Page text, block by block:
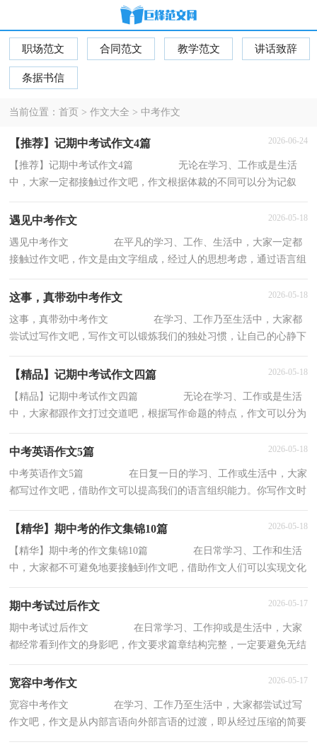
职场范文 合同范文 教学范文 讲话致辞
条据书信
当前位置：首页 >作文大全 > 中考作文
【推荐】记期中考试作文4篇 2026-06-24
【推荐】记期中考试作文4篇 无论在学习、工作或是生活
中，大家一定都接触过作文吧，作文根据体裁的不同可以分为记叙
遇见中考作文 2026-05-18
遇见中考作文 在平凡的学习、工作、生活中，大家一定都
接触过作文吧，作文是由文字组成，经过人的思想考虑，通过语言组
这事，真带劲中考作文 2026-05-18
这事，真带劲中考作文 在学习、工作乃至生活中，大家都
尝试过写作文吧，写作文可以锻炼我们的独处习惯，让自己的心静下
【精品】记期中考试作文四篇 2026-05-18
【精品】记期中考试作文四篇 无论在学习、工作或是生活
中，大家都跟作文打过交道吧，根据写作命题的特点，作文可以分为
中考英语作文5篇 2026-05-18
中考英语作文5篇 在日复一日的学习、工作或生活中，大家
都写过作文吧，借助作文可以提高我们的语言组织能力。你写作文时
【精华】期中考的作文集锦10篇 2026-05-18
【精华】期中考的作文集锦10篇 在日常学习、工作和生活
中，大家都不可避免地要接触到作文吧，借助作文人们可以实现文化
期中考试过后作文 2026-05-17
期中考试过后作文 在日常学习、工作抑或是生活中，大家
都经常看到作文的身影吧，作文要求篇章结构完整，一定要避免无结
宽容中考作文 2026-05-17
宽容中考作文 在学习、工作乃至生活中，大家都尝试过写
作文吧，作文是从内部言语向外部言语的过渡，即从经过压缩的简要